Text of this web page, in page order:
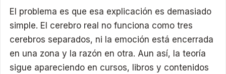
El problema es que esa explicación es demasiado
simple. El cerebro real no funciona como tres
cerebros separados, ni la emoción está encerrada
en una zona y la razón en otra. Aun así, la teoría
sigue apareciendo en cursos, libros y contenidos